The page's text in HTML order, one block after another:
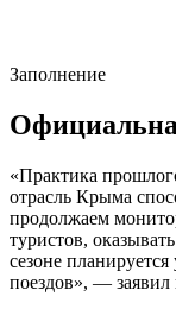
Заполнение
«Практика
отрасль Крыма
продолжаем
туристов,
сезоне
поездов», —